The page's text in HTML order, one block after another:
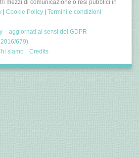
mezzi di comunicazione o resi pubblici in
| Cookie Policy | Termini e condizioni
– aggiornati ai sensi del GDPR
679)
siamo Credits